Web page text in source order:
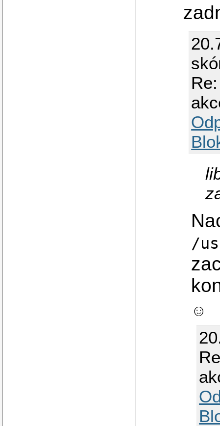
/
☺